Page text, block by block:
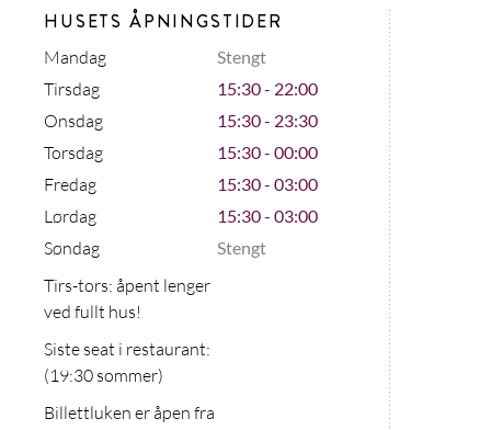
HUSETS ÅPNINGSTIDER
Mandag Stengt
Tirsdag 15:30 - 22:00
Onsdag 15:30 - 23:30
Torsdag 15:30 - 00:00
Fredag 15:30 - 03:00
Lørdag 15:30 - 03:00
Søndag Stengt
Tirs-tors: åpent lenger
ved fullt hus!
Siste seat i restaurant:
(19:30 sommer)
Billettluken er åpen fra